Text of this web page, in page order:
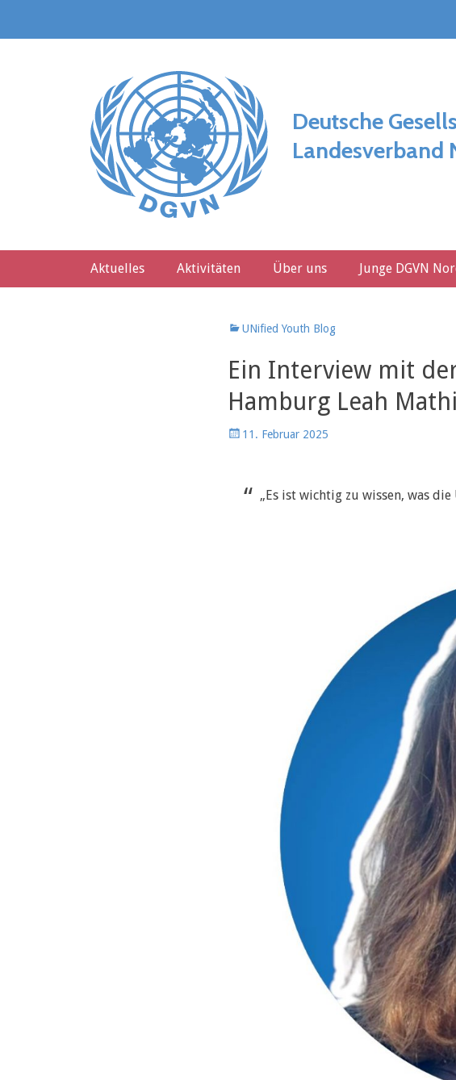
Deutsche
Landesverband
Hauptmenü
Aktuelles Aktivitäten Über uns Junge DGVN
Kategorien
UNified Youth Blog
Ein Interview mit
Hamburg Leah
Veröffentlicht
11. Februar 2025
„Es ist wichtig zu wissen, was